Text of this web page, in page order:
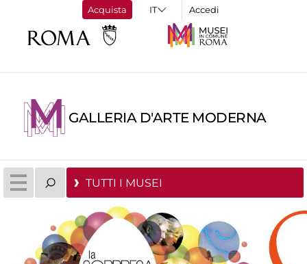
Acquista Accedi
GALLERIA D'ARTE MODERNA
TUTTI I MUSEI